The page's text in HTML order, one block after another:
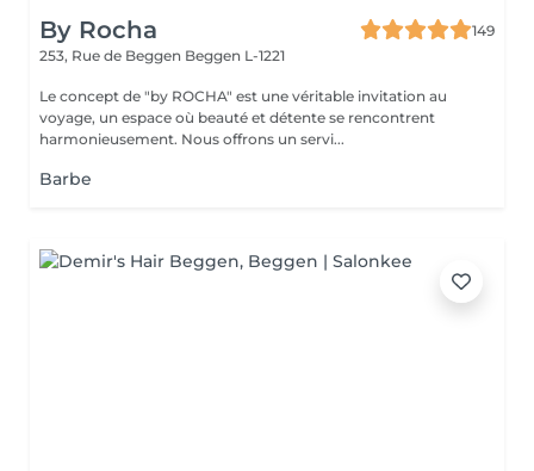
By Rocha
149
253, Rue de Beggen Beggen L-1221
Le concept de "by ROCHA" est une véritable invitation au
voyage, un espace où beauté et détente se rencontrent
harmonieusement. Nous offrons un servi...
Barbe